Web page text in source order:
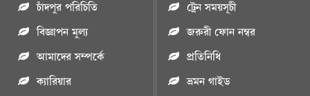
চাঁদপুর পরিচিতি
বিজ্ঞাপন মুল্য
আমাদের সম্পর্কে
ক্যারিয়ার
ট্রেন সময়সূচী
জরুরী ফোন নম্বর
প্রতিনিধি
ভ্রমন গাইড